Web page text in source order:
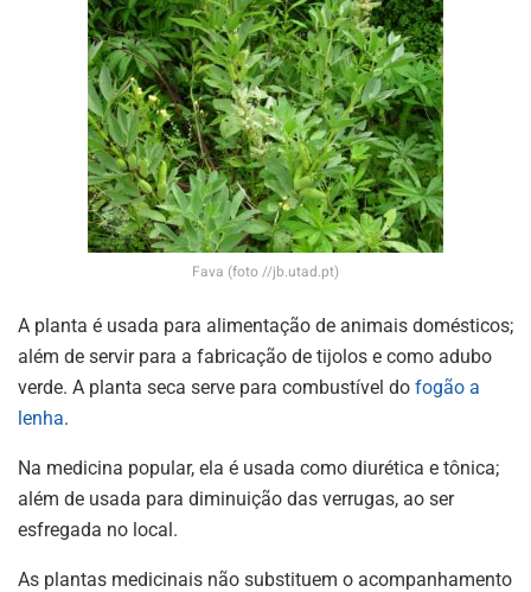
Fava (foto //jb.utad.pt)
A planta é usada para alimentação de animais domésticos;
além de servir para a fabricação de tijolos e como adubo
verde. A planta seca serve para combustível do fogão a
lenha.
Na medicina popular, ela é usada como diurética e tônica;
além de usada para diminuição das verrugas, ao ser
esfregada no local.
As plantas medicinais não substituem o acompanhamento